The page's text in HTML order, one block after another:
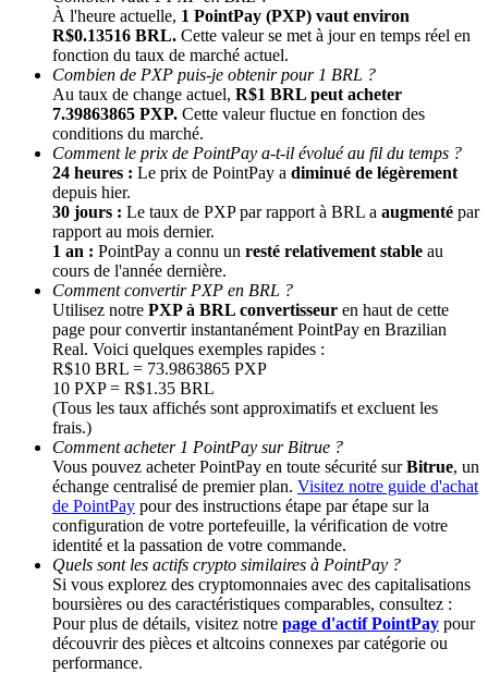
Parrainage
Invitez un ami pour recevoir des récompenses en espèces
BTC Welcome Rewards
BTC Welcome Rewards
Deposit & Trade BTC to Share 25000 USDT prize pool!
Deposit CASHCAT & Win
Share 500000 CASHCAT prize pool
À l'heure actuelle, 1 PointPay (PXP) vaut environ
R$0.13516 BRL. Cette valeur se met à jour en temps réel en
fonction du taux de marché actuel.
Combien de PXP puis-je obtenir pour 1 BRL ?
Au taux de change actuel, R$1 BRL peut acheter
7.39863865 PXP. Cette valeur fluctue en fonction des
conditions du marché.
Comment le prix de PointPay a-t-il évolué au fil du temps ?
24 heures : Le prix de PointPay a diminué de légèrement
depuis hier.
30 jours : Le taux de PXP par rapport à BRL a augmenté par
rapport au mois dernier.
1 an : PointPay a connu un resté relativement stable au
cours de l'année dernière.
Comment convertir PXP en BRL ?
Utilisez notre PXP à BRL convertisseur en haut de cette
page pour convertir instantanément PointPay en Brazilian
Real. Voici quelques exemples rapides :
R$10 BRL = 73.9863865 PXP
10 PXP = R$1.35 BRL
(Tous les taux affichés sont approximatifs et excluent les
frais.)
Comment acheter 1 PointPay sur Bitrue ?
Vous pouvez acheter PointPay en toute sécurité surBitrue, un
échange centralisé de premier plan. Visitez notre guide d'achat
de PointPay pour des instructions étape par étape sur la
configuration de votre portefeuille, la vérification de votre
identité et la passation de votre commande.
Quels sont les actifs crypto similaires à PointPay ?
Si vous explorez des cryptomonnaies avec des capitalisations
boursières ou des caractéristiques comparables, consultez :
Pour plus de détails, visitez notre page d'actif PointPay pour
découvrir des pièces et altcoins connexes par catégorie ou
performance.